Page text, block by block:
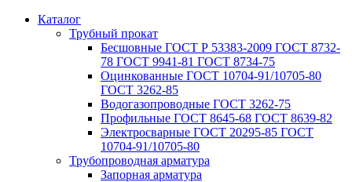
Каталог
Трубный прокат
Беcшовные ГОСТ Р 53383-2009 ГОСТ 8732-
78 ГОСТ 9941-81 ГОСТ 8734-75
Оцинкованные ГОСТ 10704-91/10705-80
ГОСТ 3262-85
Водогазопроводные ГОСТ 3262-75
Профильные ГОСТ 8645-68 ГОСТ 8639-82
Электросварные ГОСТ 20295-85 ГОСТ
10704-91/10705-80
Трубопроводная арматура
Запорная арматура